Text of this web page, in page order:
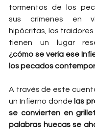
tormentos de los
sus crímenes en
hipócritas, los
¿cómo se vería ese
los pecados
A través de este
un Infierno donde las
se convierten en
palabras huecas se